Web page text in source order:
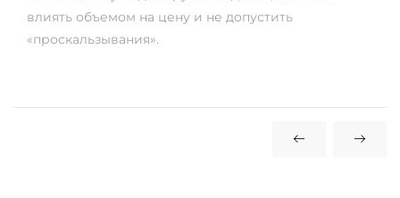
влиять объемом на цену и не допустить
«проскальзывания».